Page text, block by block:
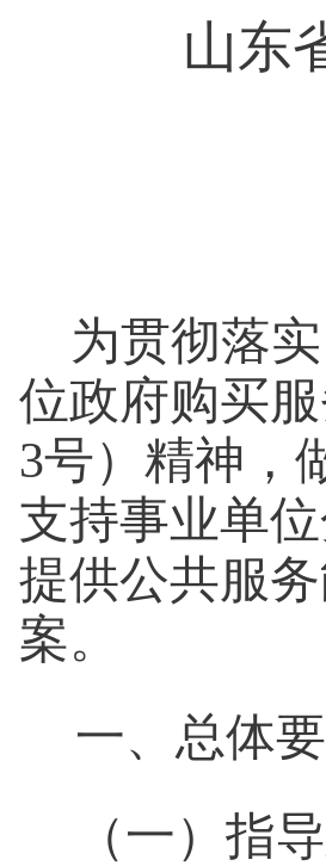
山东
为贯彻落实
位政府购买
3号）精神，
支持事业单
提供公共服
案。
一、总体
（一）指